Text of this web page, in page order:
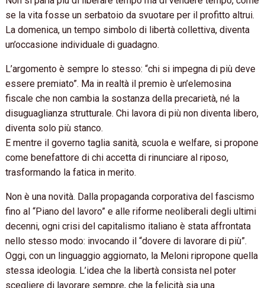
se la vita fosse un serbatoio da svuotare per il profitto altrui.
La domenica, un tempo simbolo di libertà collettiva, diventa
un’occasione individuale di guadagno.
L’argomento è sempre lo stesso: “chi si impegna di più deve
essere premiato”. Ma in realtà il premio è un’elemosina
fiscale che non cambia la sostanza della precarietà, né la
disuguaglianza strutturale. Chi lavora di più non diventa libero,
diventa solo più stanco.
E mentre il governo taglia sanità, scuola e welfare, si propone
come benefattore di chi accetta di rinunciare al riposo,
trasformando la fatica in merito.
Non è una novità. Dalla propaganda corporativa del fascismo
fino al “Piano del lavoro” e alle riforme neoliberali degli ultimi
decenni, ogni crisi del capitalismo italiano è stata affrontata
nello stesso modo: invocando il “dovere di lavorare di più”.
Oggi, con un linguaggio aggiornato, la Meloni ripropone quella
stessa ideologia. L’idea che la libertà consista nel poter
scegliere di lavorare sempre, che la felicità sia una